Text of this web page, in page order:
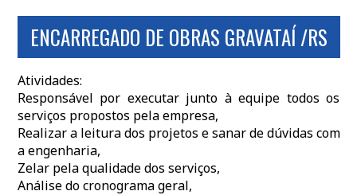
ENCARREGADO DE OBRAS GRAVATAÍ /RS
Atividades:
Responsável por executar junto à equipe todos os
serviços propostos pela empresa,
Realizar a leitura dos projetos e sanar de dúvidas com
a engenharia,
Zelar pela qualidade dos serviços,
Análise do cronograma geral,